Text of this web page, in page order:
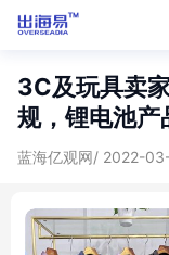
3C及玩具卖
规，锂电池产
蓝海亿观网/ 2022-